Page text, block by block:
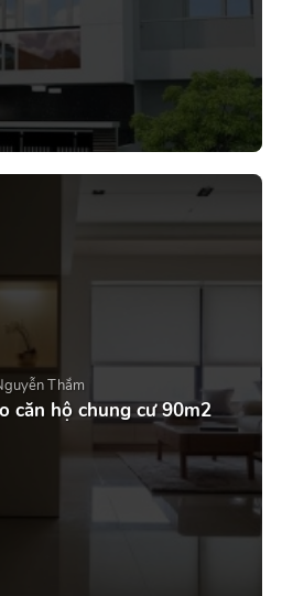
Thắm
căn hộ chung cư 90m2